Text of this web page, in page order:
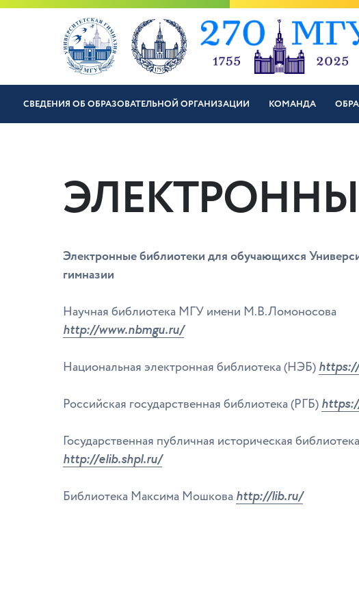
СВЕДЕНИЯ ОБ ОБРАЗОВАТЕЛЬНОЙ ОРГАНИЗАЦИИ КОМАНДА
Электронные библиотеки для обучающихся
гимназии
Научная библиотека МГУ имени М.В.Ломоносова
http://www.nbmgu.ru/
Национальная электронная библиотека (НЭБ)
Российская государственная библиотека (РГБ)
Государственная публичная историческая
http://elib.shpl.ru/
Библиотека Максима Мошкова http://lib.ru/